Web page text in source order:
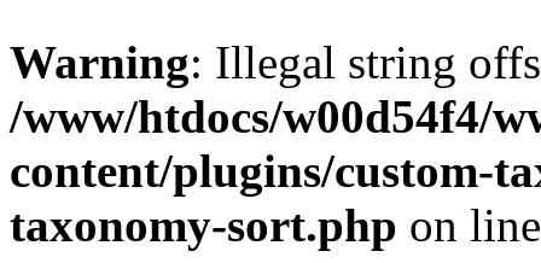
Warning: Illegal string
/www/htdocs/w00d54f4/
content/plugins/custom-
taxonomy-sort.php on